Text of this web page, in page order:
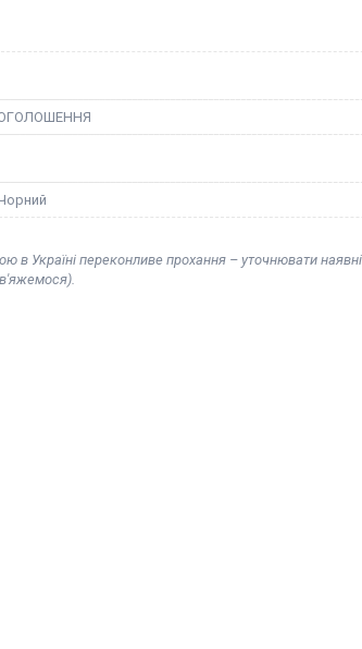
в Україні переконливе прохання – уточнювати